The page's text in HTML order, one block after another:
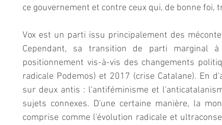
ce gouvernement et contre ceux qui, de bonne foi,
Vox est un parti issu principalement des
Cependant, sa transition de parti marginal
positionnement vis-à-vis des changements
radicale Podemos) et 2017 (crise Catalane). En
sur deux antis : l'antiféminisme et
sujets connexes. D'une certaine manière, la
comprise comme l'évolution radicale et